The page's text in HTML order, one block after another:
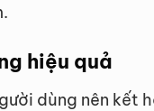
hiệu quả
dùng nên kết